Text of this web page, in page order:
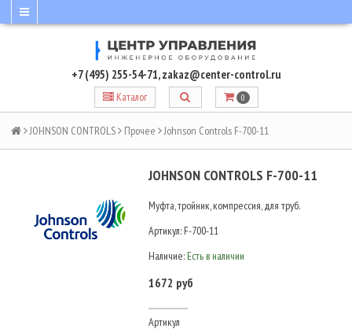
+7 (495) 255-54-71,zakaz@center-control.ru
Каталог 0
JOHNSON CONTROLS Прочее Johnson Controls F-700-11
JOHNSON CONTROLS F-700-11
Муфта, тройник, компрессия, для труб.
Артикул: F-700-11
Наличие: Есть в наличии
1672 руб
Артикул